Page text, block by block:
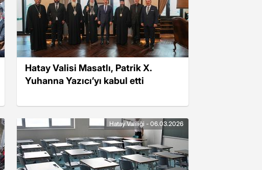
Hatay Valisi Masatlı, Patrik X.
Yuhanna Yazıcı’yı kabul etti
Hatay Valiliği - 06.03.2026